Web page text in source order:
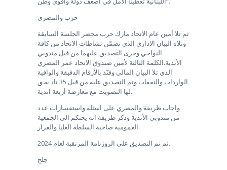
حرب والمصري
ثم تلا أمين عام الاتحاد مارك حرب محضر الجلسة السابقة
وتلاه البيان الاداري الذي تضمّن نشاطات الاتحاد من كافة
النواحي وجرى التصديق عليهما من قبل مندوبي
الأندية.الكلمة الثالثة لأمين صندوق الاتحاد عمر المصري
الذي تلا البيان المالي وفنّد بالأرقام الدقيقة والوافية
الواردات والنفقات وتم التصديق عليه من قبل 35 ناد يحق
لها التصويت مع معارضة أربعة اندية.
واجاب ظريفة والمصري على اسئلة واستفسارات عدد
من مندوبي الأندية وذكر ظريفة انه يحتكم الى الجمعية
العمومية صاحبة السلطة العليا والقرار.
ثم تم التصديق على الروزنامة المرتقبة لعام 2024.
جلخ